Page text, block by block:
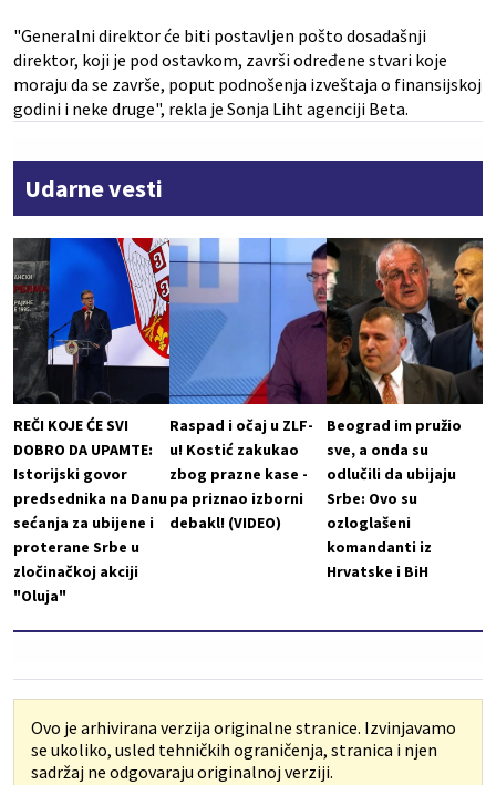
"Generalni direktor će biti postavljen pošto dosadašnji
direktor, koji je pod ostavkom, završi određene stvari koje
moraju da se završe, poput podnošenja izveštaja o finansijskoj
godini i neke druge", rekla je Sonja Liht agenciji Beta.
Udarne vesti
REČI KOJE ĆE SVI
DOBRO DA UPAMTE:
Istorijski govor
predsednika na Danu
sećanja za ubijene i
proterane Srbe u
zločinačkoj akciji
"Oluja"
Raspad i očaj u ZLF-
u! Kostić zakukao
zbog prazne kase -
pa priznao izborni
debakl! (VIDEO)
Beograd im pružio
sve, a onda su
odlučili da ubijaju
Srbe: Ovo su
ozloglašeni
komandanti iz
Hrvatske i BiH
Ovo je arhivirana verzija originalne stranice. Izvinjavamo
se ukoliko, usled tehničkih ograničenja, stranica i njen
sadržaj ne odgovaraju originalnoj verziji.